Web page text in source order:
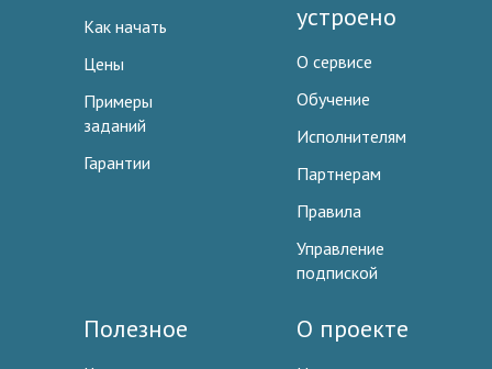
Как начать
Цены
Примеры
заданий
Гарантии
устроено
О сервисе
Обучение
Исполнителям
Партнерам
Правила
Управление
подпиской
Полезное О проекте